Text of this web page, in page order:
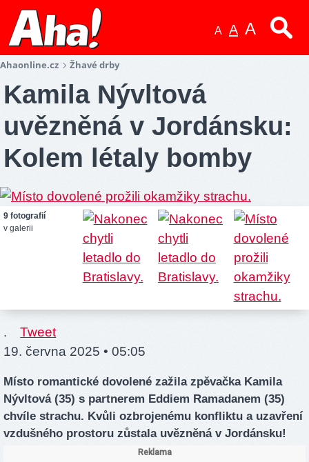
A A A
Ahaonline.cz Žhavé drby
Kamila Nývltová
uvězněná v Jordánsku:
Kolem létaly bomby
9 fotografií
v galerii
.
Tweet
19. června 2025 • 05:05
Místo romantické dovolené zažila zpěvačka Kamila
Nývltová (35) s partnerem Eddiem Ramadanem (35)
chvíle strachu. Kvůli ozbrojenému konfliktu a uzavření
vzdušného prostoru zůstala uvězněná v Jordánsku!